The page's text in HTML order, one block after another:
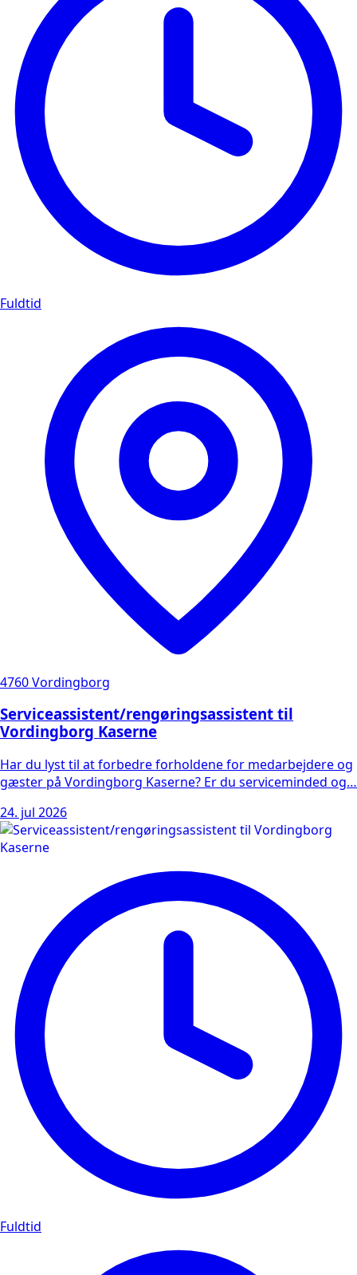
Fuldtid
4760 Vordingborg
Serviceassistent/rengøringsassistent til
Vordingborg Kaserne
Har du lyst til at forbedre forholdene for medarbejdere og
gæster på Vordingborg Kaserne? Er du serviceminded og…
24. jul 2026
Fuldtid